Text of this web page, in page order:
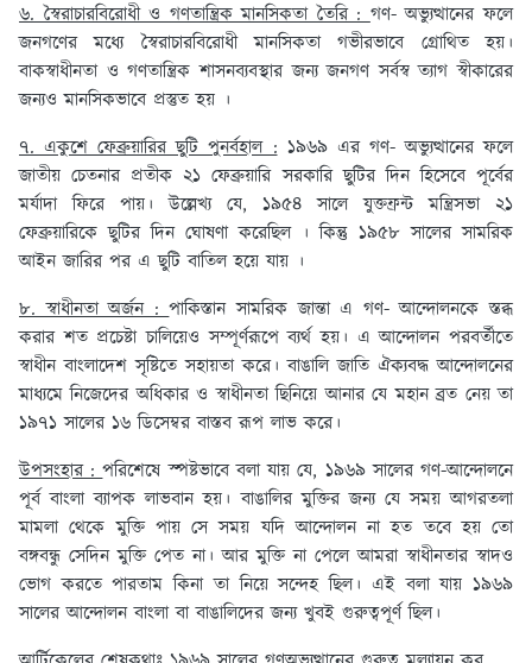
৬. স্বৈরাচারবিরোধী ও গণতান্ত্রিক মানসিকতা তৈরি :গণ- অভ্যুত্থানের ফলে
জনগণের মধ্যে স্বৈরাচারবিরোধী মানসিকতা গভীরভাবে গ্রোথিত হয়।
বাকস্বাধীনতা ও গণতান্ত্রিক শাসনব্যবস্থার জন্য জনগণ সর্বস্ব ত্যাগ স্বীকারের
জন্যও মানসিকভাবে প্রস্তুত হয় ।
৭. একুশে ফেব্রুয়ারির ছুটি পুনর্বহাল :১৯৬৯ এর গণ- অভ্যুত্থানের ফলে
জাতীয় চেতনার প্রতীক ২১ ফেব্রুয়ারি সরকারি ছুটির দিন হিসেবে পূর্বের
মর্যাদা ফিরে পায়। উল্লেখ্য যে, ১৯৫৪ সালে যুক্তফ্রন্ট মন্ত্রিসভা ২১
ফেব্রুয়ারিকে ছুটির দিন ঘোষণা করেছিল । কিন্তু ১৯৫৮ সালের সামরিক
আইন জারির পর এ ছুটি বাতিল হয়ে যায় ।
৮. স্বাধীনতা অর্জন :পাকিস্তান সামরিক জান্তা এ গণ- আন্দোলনকে স্তব্ধ
করার শত প্রচেষ্টা চালিয়েও সম্পূর্ণরূপে ব্যর্থ হয়। এ আন্দোলন পরবর্তীতে
স্বাধীন বাংলাদেশ সৃষ্টিতে সহায়তা করে। বাঙালি জাতি ঐক্যবদ্ধ আন্দোলনের
মাধ্যমে নিজেদের অধিকার ও স্বাধীনতা ছিনিয়ে আনার যে মহান ব্রত নেয় তা
১৯৭১ সালের ১৬ ডিসেম্বর বাস্তব রূপ লাভ করে।
উপসংহার :পরিশেষে স্পষ্টভাবে বলা যায় যে, ১৯৬৯ সালের গণ-আন্দোলনে
পূর্ব বাংলা ব্যাপক লাভবান হয়। বাঙালির মুক্তির জন্য যে সময় আগরতলা
মামলা থেকে মুক্তি পায় সে সময় যদি আন্দোলন না হত তবে হয় তো
বঙ্গবন্ধু সেদিন মুক্তি পেত না। আর মুক্তি না পেলে আমরা স্বাধীনতার স্বাদও
ভোগ করতে পারতাম কিনা তা নিয়ে সন্দেহ ছিল। এই বলা যায় ১৯৬৯
সালের আন্দোলন বাংলা বা বাঙালিদের জন্য খুবই গুরুত্বপূর্ণ ছিল।